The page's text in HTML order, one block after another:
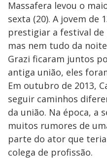
Massafera levou o
sexta (20). A jovem de
prestigiar a festival de
mas nem tudo da
Grazi ficaram juntos
antiga união, eles
Em outubro de 2013,
seguir caminhos
da união. Na época, a
muitos rumores de
parte do ator que
colega de profissão.